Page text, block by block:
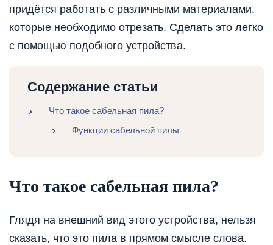
придётся работать с различными материалами,
которые необходимо отрезать. Сделать это легко
с помощью подобного устройства.
Содержание статьи
Что такое сабельная пила?
Функции сабельной пилы
Что такое сабельная пила?
Глядя на внешний вид этого устройства, нельзя
сказать, что это пила в прямом смысле слова.